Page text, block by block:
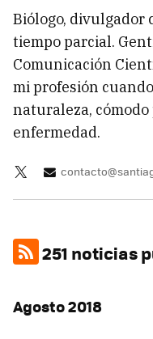
Biólogo, divulgador
tiempo parcial.
Comunicación
mi profesión
naturaleza,
enfermedad.
251 noticias
Agosto 2018